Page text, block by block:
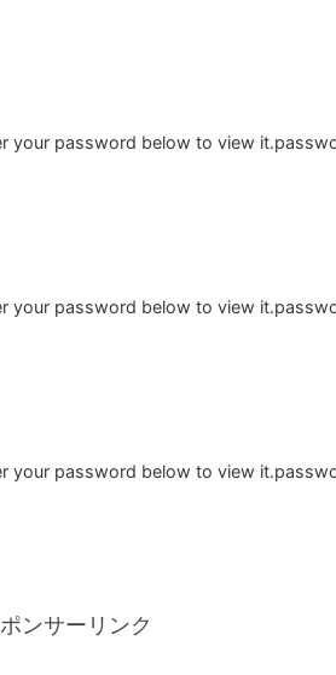
your password below to view
your password below to view
your password below to view
ンサーリンク